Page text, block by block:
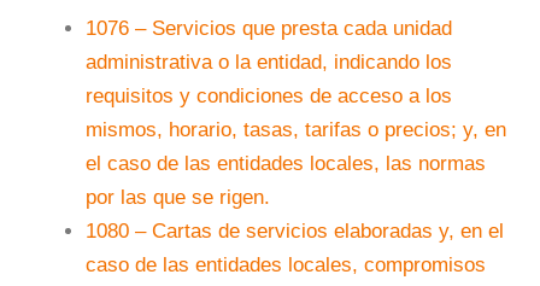
1076 – Servicios que presta cada unidad
administrativa o la entidad, indicando los
requisitos y condiciones de acceso a los
mismos, horario, tasas, tarifas o precios; y, en
el caso de las entidades locales, las normas
por las que se rigen.
1080 – Cartas de servicios elaboradas y, en el
caso de las entidades locales, compromisos